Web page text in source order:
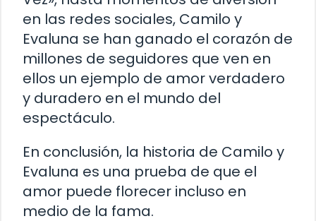
en las redes sociales, Camilo y
Evaluna se han ganado el corazón de
millones de seguidores que ven en
ellos un ejemplo de amor verdadero
y duradero en el mundo del
espectáculo.
En conclusión, la historia de Camilo y
Evaluna es una prueba de que el
amor puede florecer incluso en
medio de la fama.